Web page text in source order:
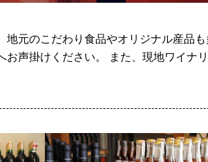
元のこだわり食品やオリジナル産品
声掛けください。 また、現地ワイナ